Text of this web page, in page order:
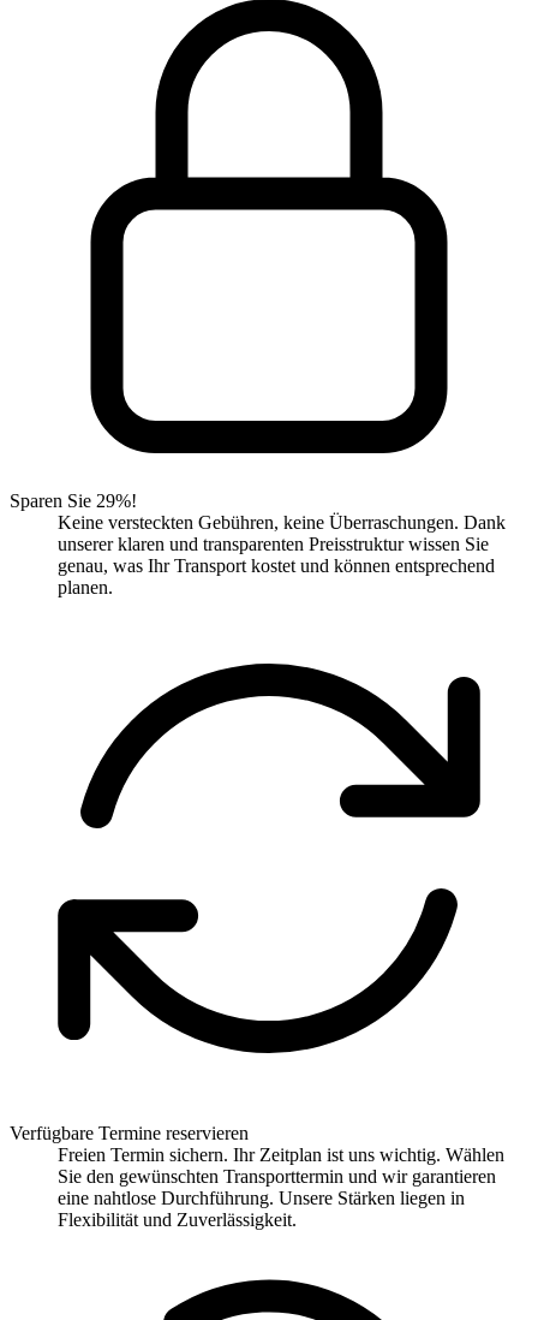
Sparen Sie 29%!
Keine versteckten Gebühren, keine Überraschungen. Dank
unserer klaren und transparenten Preisstruktur wissen Sie
genau, was Ihr Transport kostet und können entsprechend
planen.
Verfügbare Termine reservieren
Freien Termin sichern. Ihr Zeitplan ist uns wichtig. Wählen
Sie den gewünschten Transporttermin und wir garantieren
eine nahtlose Durchführung. Unsere Stärken liegen in
Flexibilität und Zuverlässigkeit.